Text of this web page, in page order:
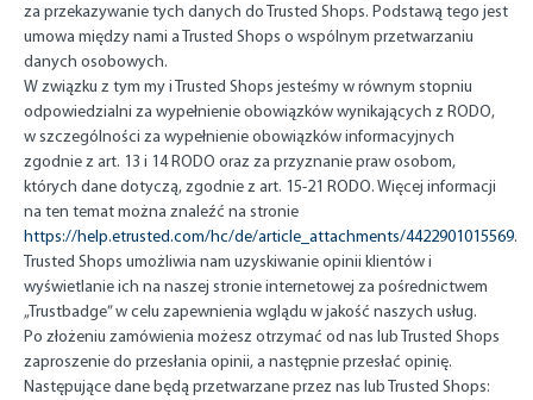
za przekazywanie tych danych do Trusted Shops. Podstawą tego jest
umowa między nami a Trusted Shops o wspólnym przetwarzaniu
danych osobowych.
W związku z tym my i Trusted Shops jesteśmy w równym stopniu
odpowiedzialni za wypełnienie obowiązków wynikających z RODO,
w szczególności za wypełnienie obowiązków informacyjnych
zgodnie z art. 13 i 14 RODO oraz za przyznanie praw osobom,
których dane dotyczą, zgodnie z art. 15-21 RODO. Więcej informacji
na ten temat można znaleźć na stronie
https://help.etrusted.com/hc/de/article_attachments/4422901015569.
Trusted Shops umożliwia nam uzyskiwanie opinii klientów i
wyświetlanie ich na naszej stronie internetowej za pośrednictwem
„Trustbadge” w celu zapewnienia wglądu w jakość naszych usług.
Po złożeniu zamówienia możesz otrzymać od nas lub Trusted Shops
zaproszenie do przesłania opinii, a następnie przesłać opinię.
Następujące dane będą przetwarzane przez nas lub Trusted Shops: